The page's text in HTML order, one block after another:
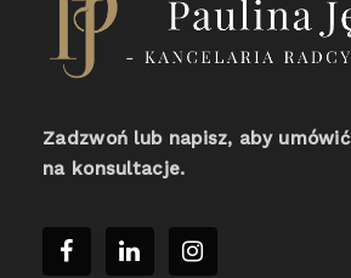
Zadzwoń lub napisz, aby
na konsultacje.